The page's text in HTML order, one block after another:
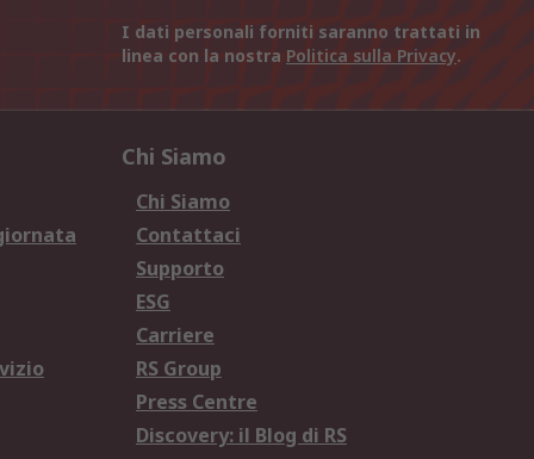
I dati personali forniti saranno trattati in
linea con la nostra Politica sulla Privacy.
Chi Siamo
Chi Siamo
Contattaci
Supporto
ESG
Carriere
RS Group
Press Centre
Discovery: il Blog di RS